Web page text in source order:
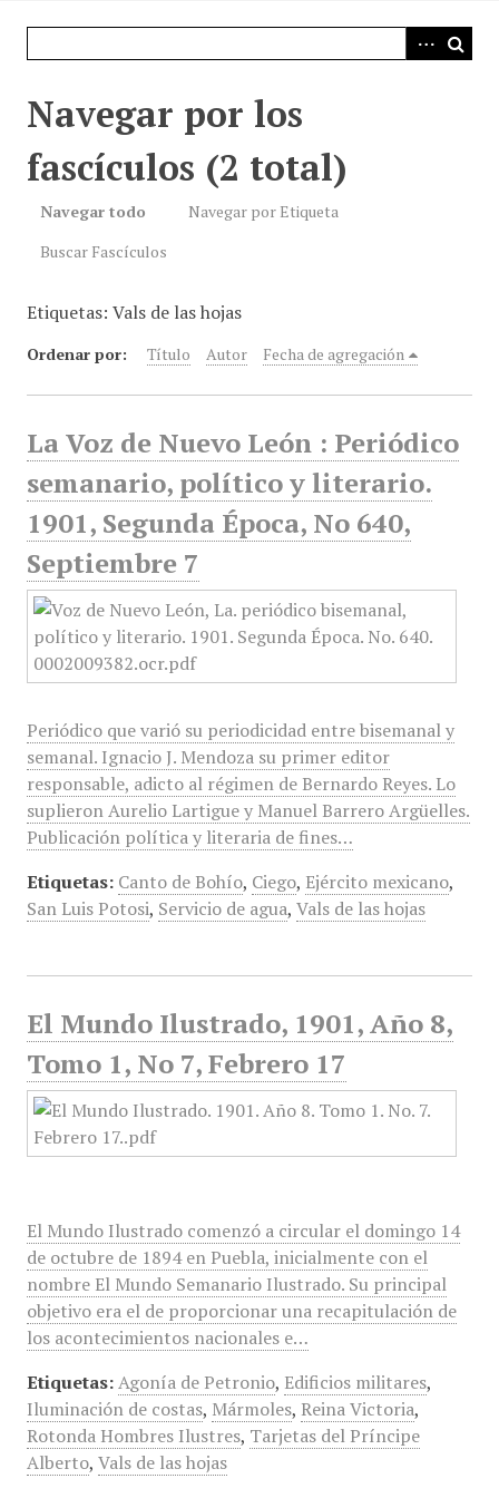
Navegar por los
fascículos (2 total)
Navegar todo
Navegar por Etiqueta
Buscar Fascículos
Etiquetas: Vals de las hojas
Ordenar por: Título Autor Fecha de agregación
La Voz de Nuevo León : Periódico
semanario, político y literario.
1901, Segunda Época, No 640,
Septiembre 7
Periódico que varió su periodicidad entre bisemanal y
semanal. Ignacio J. Mendoza su primer editor
responsable, adicto al régimen de Bernardo Reyes. Lo
suplieron Aurelio Lartigue y Manuel Barrero Argüelles.
Publicación política y literaria de fines…
Etiquetas: Canto de Bohío, Ciego, Ejército mexicano,
San Luis Potosi, Servicio de agua, Vals de las hojas
El Mundo Ilustrado, 1901, Año 8,
Tomo 1, No 7, Febrero 17
El Mundo Ilustrado comenzó a circular el domingo 14
de octubre de 1894 en Puebla, inicialmente con el
nombre El Mundo Semanario Ilustrado. Su principal
objetivo era el de proporcionar una recapitulación de
los acontecimientos nacionales e…
Etiquetas: Agonía de Petronio, Edificios militares,
Iluminación de costas, Mármoles, Reina Victoria,
Rotonda Hombres Ilustres, Tarjetas del Príncipe
Alberto, Vals de las hojas